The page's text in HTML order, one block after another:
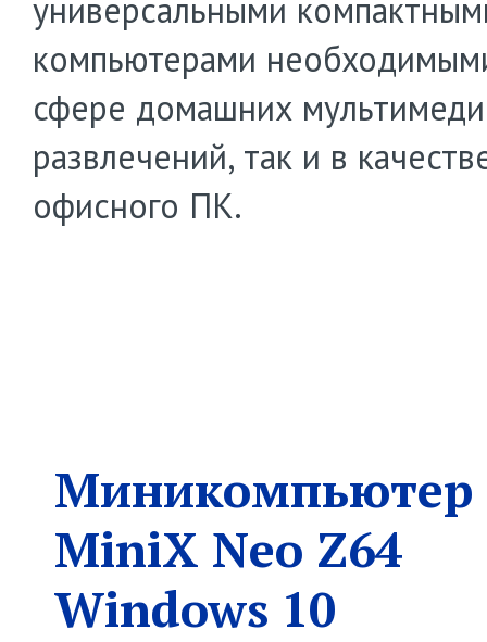
универсальными
компьютерами
сфере домашних
развлечений, так и в
офисного ПК.
Миникомпьютер
MiniX Neo Z64
Windows 10